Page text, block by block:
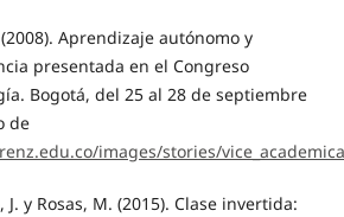
Aprendizaje autónomo y
presentada en el Congreso
Bogotá, del 25 al 28 de septiembre
de
images/stories/
y Rosas, M. (2015). Clase invertida: